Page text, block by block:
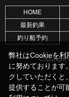
HOME
最新釣果
釣り船予約
Copyright
弊社はCookieを利
に努めております
クしていただくと
提供することが可